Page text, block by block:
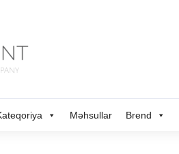
Məhsullar Brend